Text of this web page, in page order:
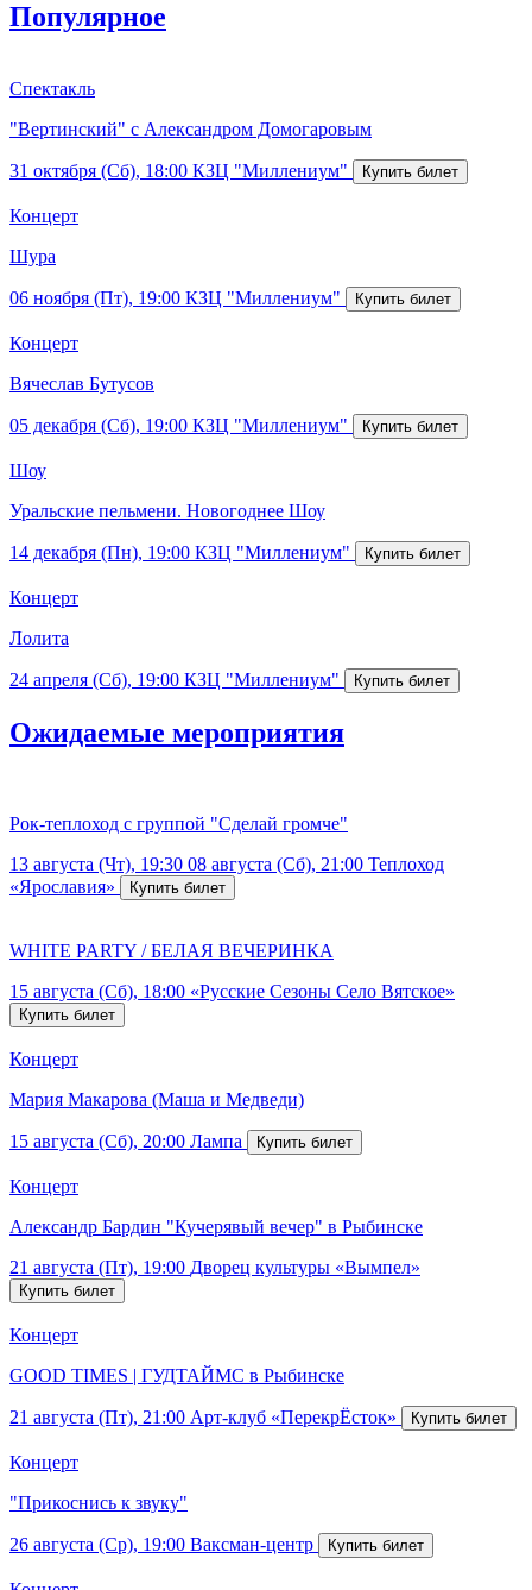
Популярное
Спектакль
"Вертинский" с Александром Домогаровым
31 октября (Сб), 18:00 КЗЦ "Миллениум"
Концерт
Шура
06 ноября (Пт), 19:00 КЗЦ "Миллениум"
Концерт
Вячеслав Бутусов
05 декабря (Сб), 19:00 КЗЦ "Миллениум"
Шоу
Уральские пельмени. Новогоднее Шоу
14 декабря (Пн), 19:00 КЗЦ "Миллениум"
Концерт
Лолита
24 апреля (Сб), 19:00 КЗЦ "Миллениум"
Ожидаемые мероприятия
Рок-теплоход с группой "Сделай громче"
13 августа (Чт), 19:30 08 августа (Сб), 21:00 Теплоход
«Ярославия»
WHITE PARTY / БЕЛАЯ ВЕЧЕРИНКА
15 августа (Сб), 18:00 «Русские Сезоны Село Вятское»
Концерт
Мария Макарова (Маша и Медведи)
15 августа (Сб), 20:00 Лампа
Концерт
Александр Бардин "Кучерявый вечер" в Рыбинске
21 августа (Пт), 19:00 Дворец культуры «Вымпел»
Концерт
GOOD TIMES | ГУДТАЙМС в Рыбинске
21 августа (Пт), 21:00 Арт-клуб «ПерекрЁсток»
Концерт
"Прикоснись к звуку"
26 августа (Ср), 19:00 Ваксман-центр